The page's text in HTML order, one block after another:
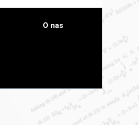
O nas